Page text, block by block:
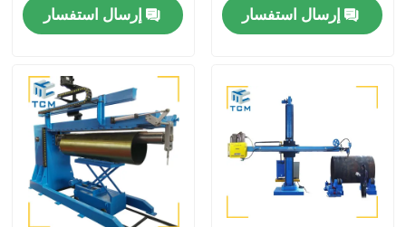
حولنا
إرسال استفسار
إرسال استفسار